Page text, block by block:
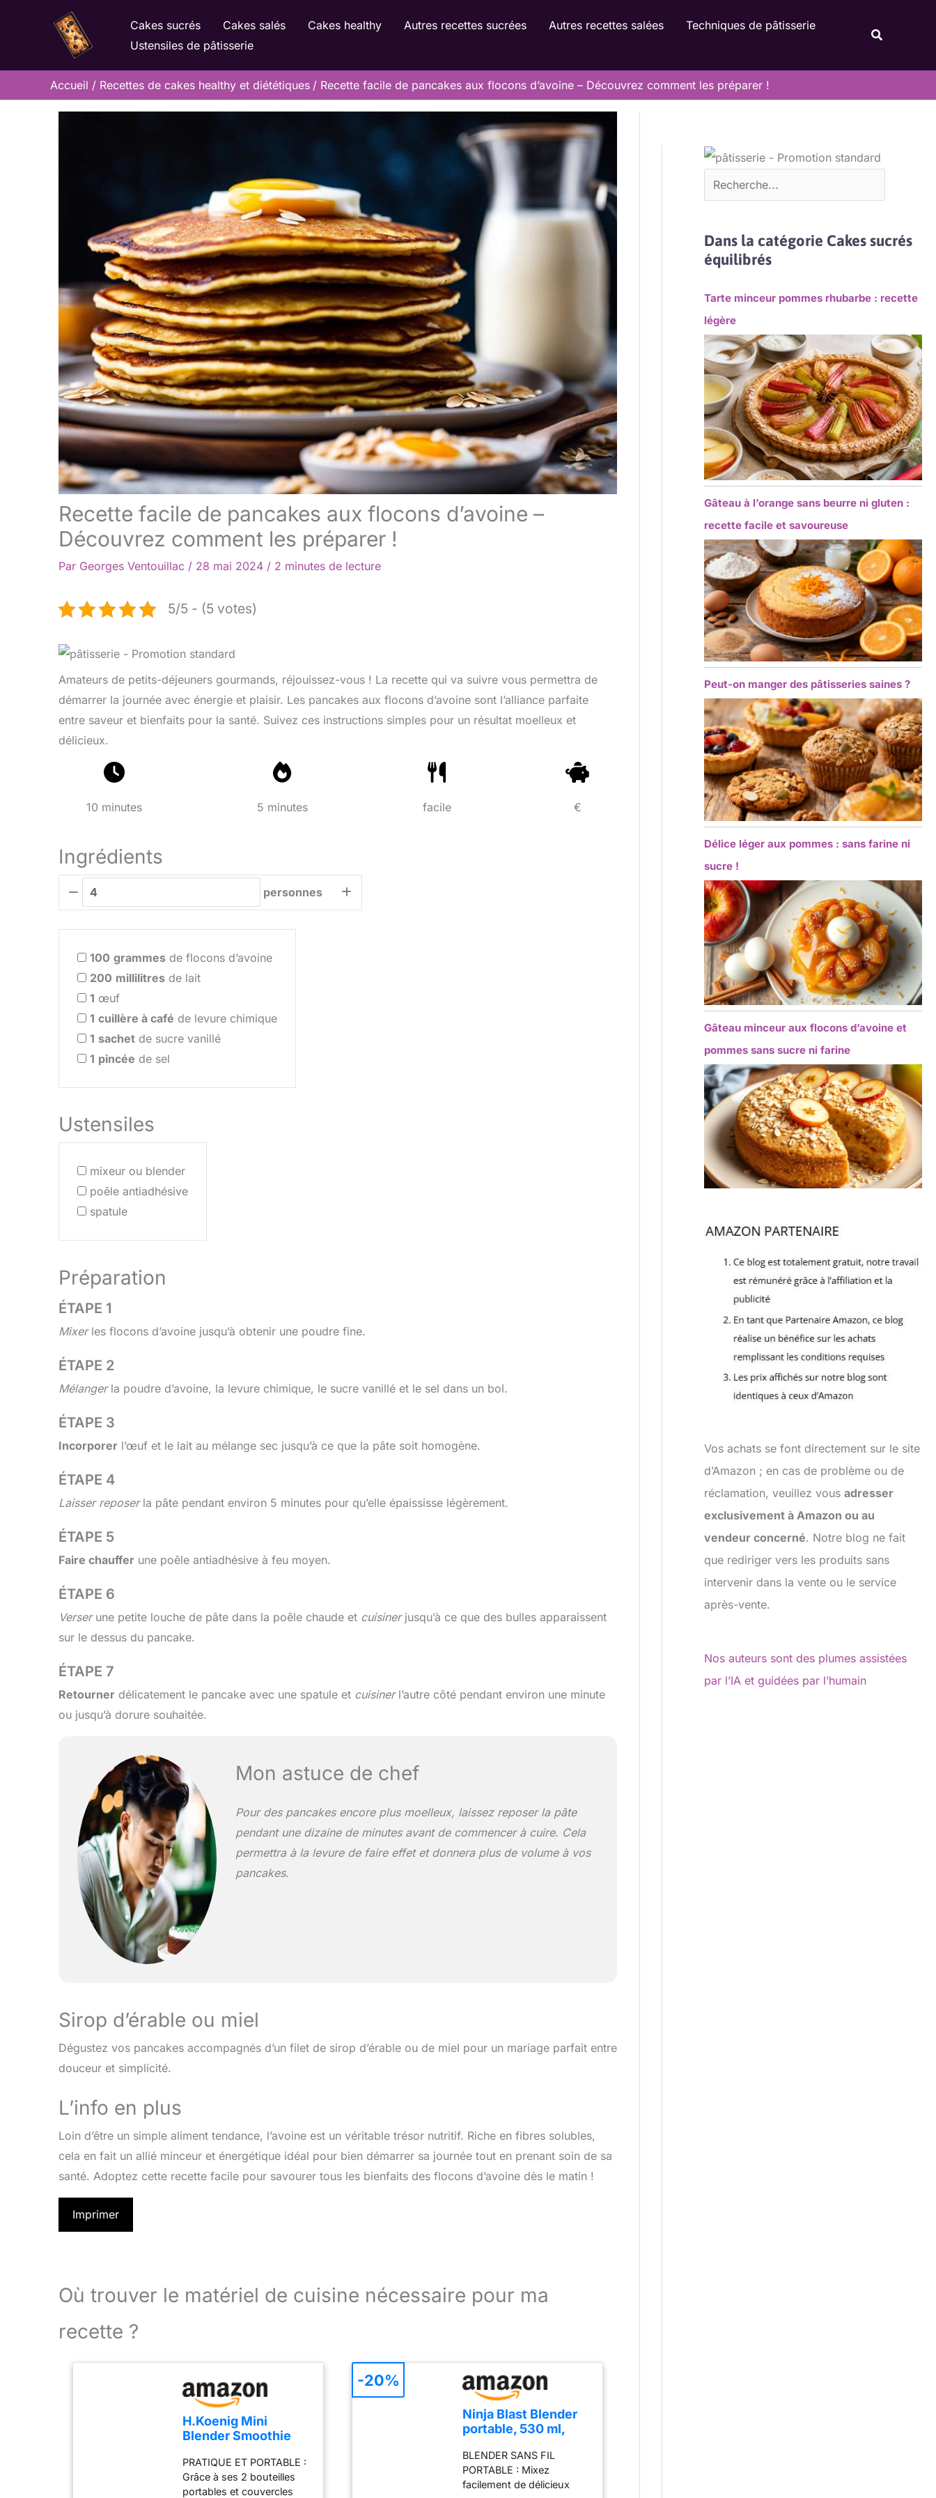
Cakes sucrés Cakes salés Cakes healthy Autres recettes sucrées Autres recettes salées
Techniques de pâtisserie
Ustensiles de pâtisserie
Accueil Recettes de cakes healthy et diététiques Recette facile de pancakes aux flocons d’avoine – Découvrez comment les préparer !
Recette facile de pancakes aux flocons d’avoine –
Découvrez comment les préparer !
Par Georges Ventouillac / 28 mai 2024 / 2 minutes de lecture
5/5 - (5 votes)
Amateurs de petits-déjeuners gourmands, réjouissez-vous ! La recette qui va suivre vous permettra de
démarrer la journée avec énergie et plaisir. Les pancakes aux flocons d’avoine sont l’alliance parfaite
entre saveur et bienfaits pour la santé. Suivez ces instructions simples pour un résultat moelleux et
délicieux.
10 minutes 5 minutes facile €
Ingrédients
personnes
100 grammes de flocons d’avoine
200 millilitres de lait
1 œuf
1 cuillère à café de levure chimique
1 sachet de sucre vanillé
1 pincée de sel
Ustensiles
mixeur ou blender
poêle antiadhésive
spatule
Préparation
ÉTAPE 1
Mixerles flocons d’avoine jusqu’à obtenir une poudre fine.
ÉTAPE 2
Mélangerla poudre d’avoine, la levure chimique, le sucre vanillé et le sel dans un bol.
ÉTAPE 3
Incorporer l’œuf et le lait au mélange sec jusqu’à ce que la pâte soit homogène.
ÉTAPE 4
Laisser reposerla pâte pendant environ 5 minutes pour qu’elle épaississe légèrement.
ÉTAPE 5
Faire chauffer une poêle antiadhésive à feu moyen.
ÉTAPE 6
Verserune petite louche de pâte dans la poêle chaude et cuisinerjusqu’à ce que des bulles apparaissent
sur le dessus du pancake.
ÉTAPE 7
Retourner délicatement le pancake avec une spatule et cuisinerl’autre côté pendant environ une minute
ou jusqu’à dorure souhaitée.
Mon astuce de chef
Pour des pancakes encore plus moelleux, laissez reposer la pâte
pendant une dizaine de minutes avant de commencer à cuire. Cela
permettra à la levure de faire effet et donnera plus de volume à vos
pancakes.
Sirop d’érable ou miel
Dégustez vos pancakes accompagnés d’un filet de sirop d’érable ou de miel pour un mariage parfait entre
douceur et simplicité.
L’info en plus
Loin d’être un simple aliment tendance, l’avoine est un véritable trésor nutritif. Riche en fibres solubles,
cela en fait un allié minceur et énergétique idéal pour bien démarrer sa journée tout en prenant soin de sa
santé. Adoptez cette recette facile pour savourer tous les bienfaits des flocons d’avoine dès le matin !
Imprimer
Où trouver le matériel de cuisine nécessaire pour ma
recette ?
H.Koenig Mini
Blender Smoothie
570ml, 300W, 4
Lames Inox, sans
BPA, 2 Bouteilles
PRATIQUE ET PORTABLE :
Grâce à ses 2 bouteilles
portables et couvercles
Ninja Blast Blender
portable, 530 ml,
aux fuites et bec
verseur, mini
blender sans fil
BLENDER SANS FIL
PORTABLE : Mixez
facilement de délicieux
-20%
Dans la catégorie Cakes sucrés
équilibrés
Tarte minceur pommes rhubarbe : recette
légère
Gâteau à l’orange sans beurre ni gluten :
recette facile et savoureuse
Peut-on manger des pâtisseries saines ?
Délice léger aux pommes : sans farine ni
sucre !
Gâteau minceur aux flocons d’avoine et
pommes sans sucre ni farine
Vos achats se font directement sur le site
d’Amazon ; en cas de problème ou de
réclamation, veuillez vousadresser
exclusivement à Amazon ou au
vendeur concerné. Notre blog ne fait
que rediriger vers les produits sans
intervenir dans la vente ou le service
après-vente.
Nos auteurs sont des plumes assistées
par l’IA et guidées par l’humain